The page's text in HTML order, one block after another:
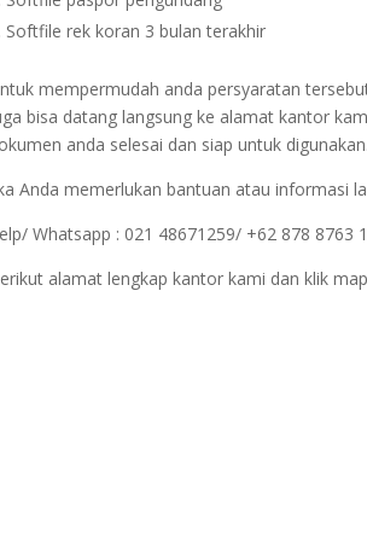
Softfile rek koran 3 bulan terakhir
mempermudah anda persyaratan
bisa datang langsung ke alamat kantor
anda selesai dan siap untuk
Anda memerlukan bantuan atau informasi
Whatsapp : 021 48671259/ +62 878
alamat lengkap kantor kami dan klik